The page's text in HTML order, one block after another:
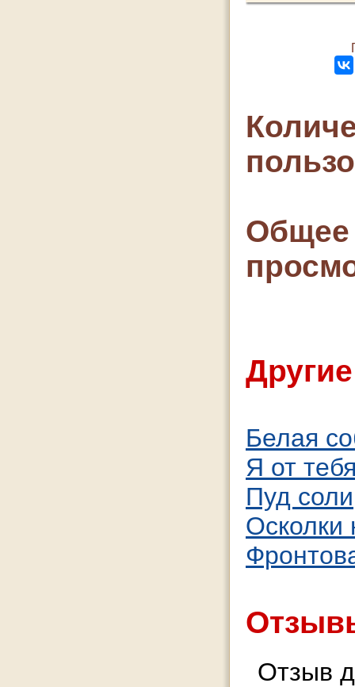
Общее
Белая
Я от
Пуд соли
Осколки
Отзыв